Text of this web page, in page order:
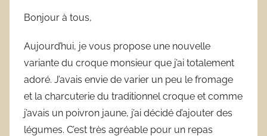
Bonjour à tous,
Aujourd’hui, je vous propose une nouvelle
variante du croque monsieur que j’ai totalement
adoré. J’avais envie de varier un peu le fromage
et la charcuterie du traditionnel croque et comme
j’avais un poivron jaune, j’ai décidé d’ajouter des
légumes. C’est très agréable pour un repas